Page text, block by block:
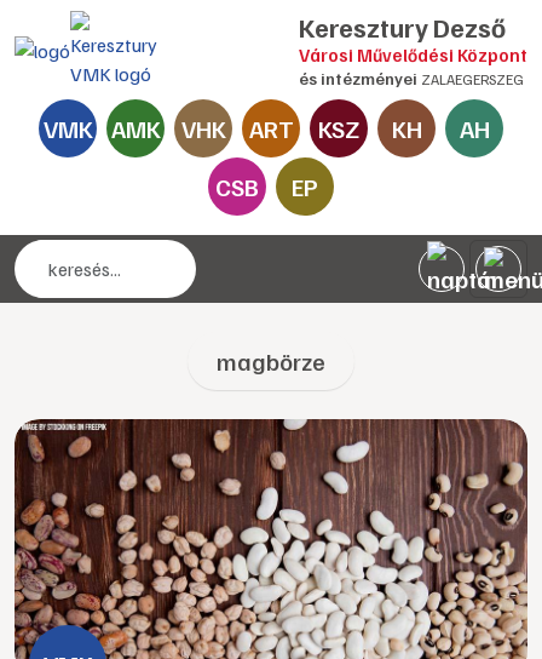
Keresztury Dezső
Városi Művelődési Központ
és intézményei ZALAEGERSZEG
VMK AMK VHK ART KSZ KH
AH
CSB
EP
magbörze